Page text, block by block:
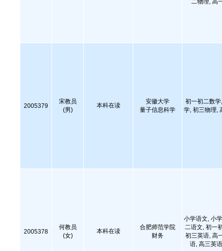
二物理, 高
2005379
宋教员
(男)
本科在读
安徽大学
量子信息科学
初一初二数
学, 初三物理,
2005378
何教员
(女)
本科在读
合肥师范学院
财务
小学语文, 小
二语文, 初一
初三英语, 高
语, 高三英